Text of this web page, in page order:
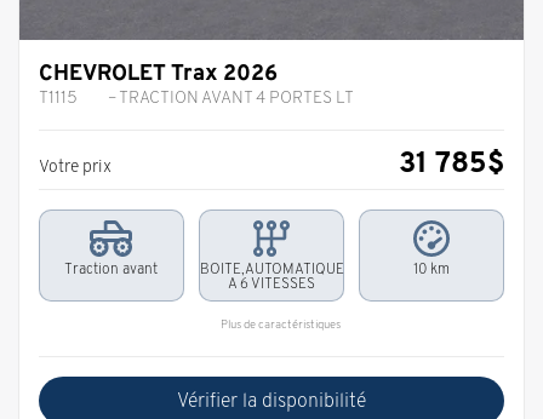
CHEVROLET Trax 2026
T1115 – TRACTION AVANT 4 PORTES LT
Votre prix 31 785$
Traction avant
BOITE,AUTOMATIQUE
A 6 VITESSES
10 km
Plus de caractéristiques
Vérifier la disponibilité